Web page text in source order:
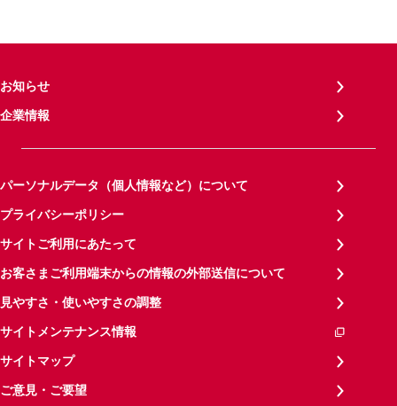
お知らせ
企業情報
パーソナルデータ（個人情報など）について
プライバシーポリシー
サイトご利用にあたって
お客さまご利用端末からの情報の外部送信について
見やすさ・使いやすさの調整
サイトメンテナンス情報
サイトマップ
ご意見・ご要望